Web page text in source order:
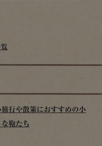
旅行や散策におすすめの小
な鞄たち